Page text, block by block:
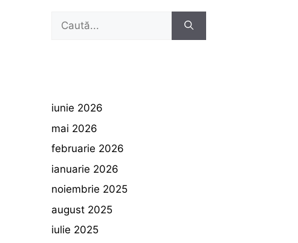
Caută
iunie 2026
mai 2026
februarie 2026
ianuarie 2026
noiembrie 2025
august 2025
iulie 2025